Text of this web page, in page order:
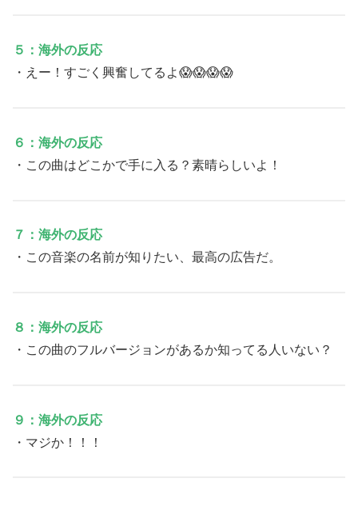
５：海外の反応
・えー！すごく興奮してるよ😱😱😱😱
６：海外の反応
・この曲はどこかで手に入る？素晴らしいよ！
７：海外の反応
・この音楽の名前が知りたい、最高の広告だ。
８：海外の反応
・この曲のフルバージョンがあるか知ってる人いない？
９：海外の反応
・マジか！！！